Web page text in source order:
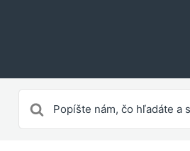
pre